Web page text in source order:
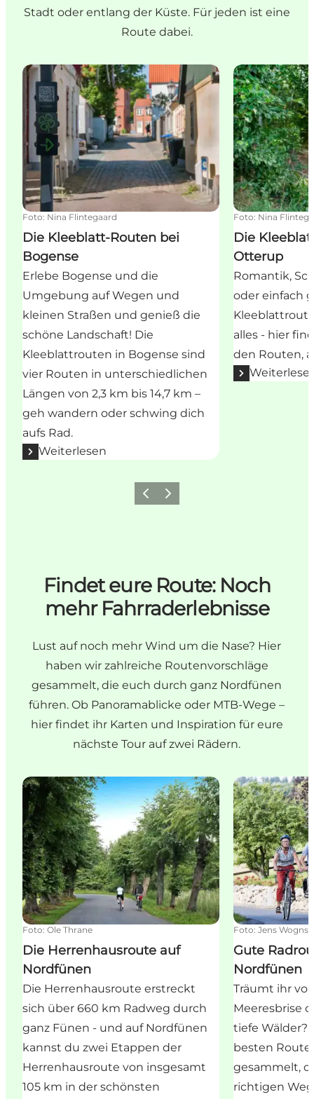
Stadt oder entlang der Küste. Für jeden ist eine
Route dabei.
Die Kleeblatt-Routen bei Bogense
Foto: Nina Flintegaard
Die Kleeblatt-Routen bei
Bogense
Erlebe Bogense und die
Umgebung auf Wegen und
kleinen Straßen und genieß die
schöne Landschaft! Die
Kleeblattrouten in Bogense sind
vier Routen in unterschiedlichen
Längen von 2,3 km bis 14,7 km –
geh wandern oder schwing dich
aufs Rad.
Weiterlesen
Die
Foto: Nina
Die
Otterup
Romantik,
oder einfach
alles - hier
den Routen,
Vorherige Folie
Nächste Folie
Findet eure Route: Noch
mehr Fahrraderlebnisse
Lust auf noch mehr Wind um die Nase? Hier
haben wir zahlreiche Routenvorschläge
gesammelt, die euch durch ganz Nordfünen
führen. Ob Panoramablicke oder MTB-Wege –
hier findet ihr Karten und Inspiration für eure
nächste Tour auf zwei Rädern.
Die Herrenhausroute auf Nordfünen
Foto: Ole Thrane
Die Herrenhausroute auf
Nordfünen
Die Herrenhausroute erstreckt
sich über 660 km Radweg durch
ganz Fünen - und auf Nordfünen
kannst du zwei Etappen der
Herrenhausroute von insgesamt
105 km in der schönsten
Gute
Foto: Jens
Gute
Nordfünen
Träumt ihr
Meeresbrise
tiefe Wälder?
besten
gesammelt,
richtigen